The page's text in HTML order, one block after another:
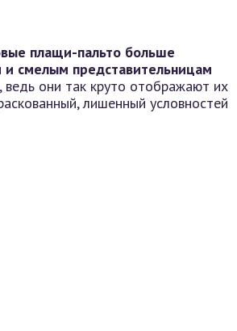
плащи-пальто больше
и смелым представительницам
, ведь они так круто отображают их
лишенный условностей